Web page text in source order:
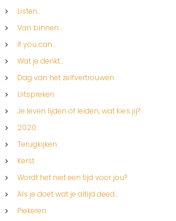
Listen..
Van binnen…
If you can…
Wat je denkt…
Dag van het zelfvertrouwen
Uitspreken
Je leven lijden of leiden, wat kies jij?
2020
Terugkijken
Kerst
Wordt het niet een tijd voor jou?
Als je doet wat je altijd deed…
Piekeren